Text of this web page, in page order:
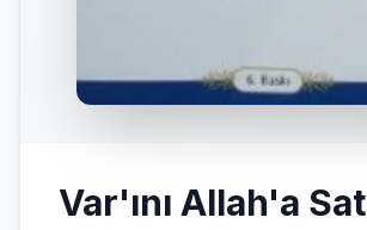
Var'ını Allah'a Sat